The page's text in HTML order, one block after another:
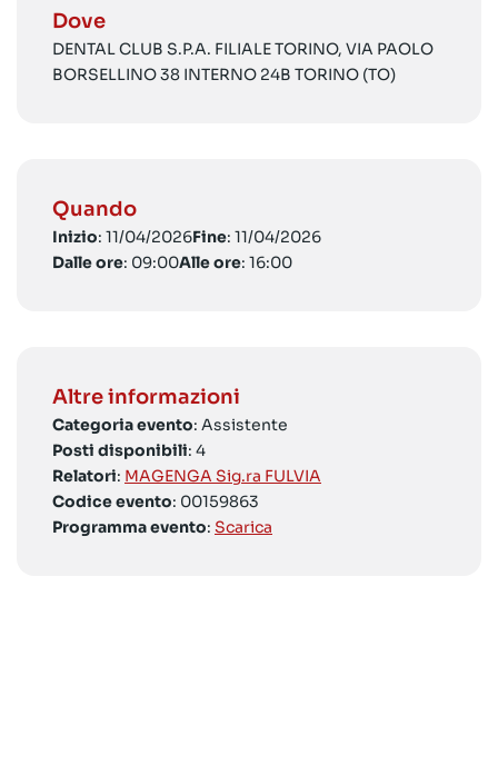
Dove
DENTAL CLUB S.P.A. FILIALE TORINO, VIA PAOLO
BORSELLINO 38 INTERNO 24B TORINO (TO)
Quando
Inizio: 11/04/2026Fine: 11/04/2026
Dalle ore: 09:00Alle ore: 16:00
Altre informazioni
Categoria evento: Assistente
Posti disponibili: 4
Relatori: MAGENGA Sig.ra FULVIA
Codice evento: 00159863
Programma evento: Scarica